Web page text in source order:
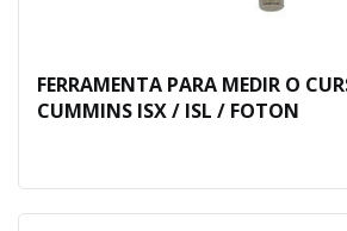
FERRAMENTA PARA MEDIR O
CUMMINS ISX / ISL / FOTON